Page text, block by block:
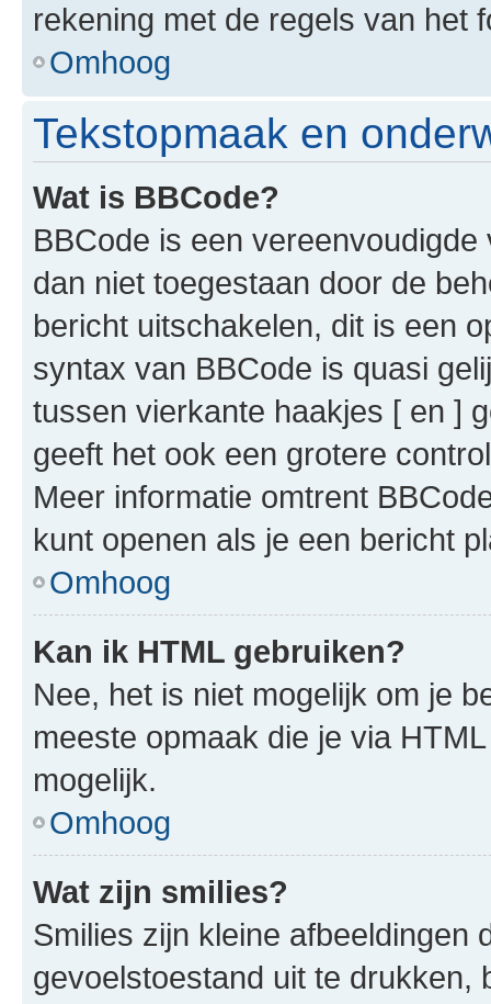
rekening met de regels van het
Omhoog
Tekstopmaak en
Wat is BBCode?
BBCode is een
dan niet toegestaan door de
bericht uitschakelen, dit is een
syntax van BBCode is quasi
tussen vierkante haakjes [ en ]
geeft het ook een grotere
Meer informatie omtrent
kunt openen als je een bericht
Omhoog
Kan ik HTML gebruiken?
Nee, het is niet mogelijk om je
meeste opmaak die je via
mogelijk.
Omhoog
Wat zijn smilies?
Smilies zijn kleine afbeeldingen
gevoelstoestand uit te drukken,